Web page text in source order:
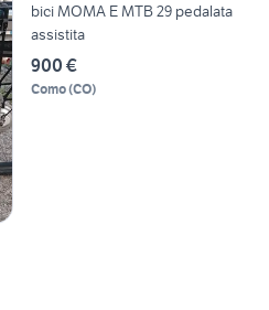
bici MOMA E MTB 29 pedalata
assistita
900 €
Como(CO)